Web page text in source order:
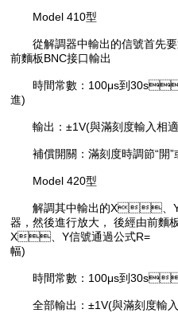
Model 410型
從解調器中輸出的信號首先要通
前麵板BNC接口輸出
時間常數：100μs到
進)
輸出：±1V(與滿刻度輸入相適
補償開關：滿刻度時調節“開”
Model 420型
解調其中輸出的X、Y
器，然後進行放大， 後經由前麵
X、Y信號通過公式R= 合
幅)
時間常數：100μs到
全部輸出：±1V(與滿刻度輸入